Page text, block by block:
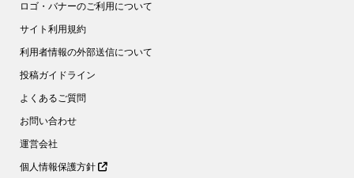
ロゴ・バナーのご利用について
サイト利用規約
利用者情報の外部送信について
投稿ガイドライン
よくあるご質問
お問い合わせ
運営会社
個人情報保護方針